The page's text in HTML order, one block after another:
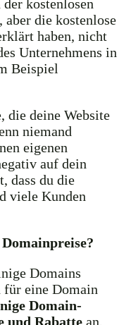
kostenlosen
die kostenlose
haben, nicht
Unternehmens in
Beispiel
die deine Website
niemand
eigenen
auf dein
dass du die
viele Kunden
Domains
eine Domain
Domain-
und Rabatte an,